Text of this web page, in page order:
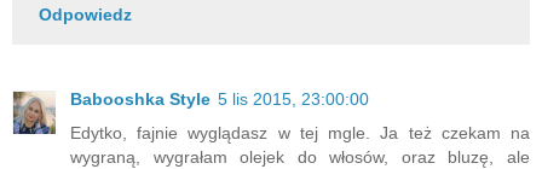
Odpowiedz
Babooshka Style 5 lis 2015, 23:00:00
Edytko, fajnie wyglądasz w tej mgle. Ja też czekam na
wygraną, wygrałam olejek do włosów, oraz bluzę, ale